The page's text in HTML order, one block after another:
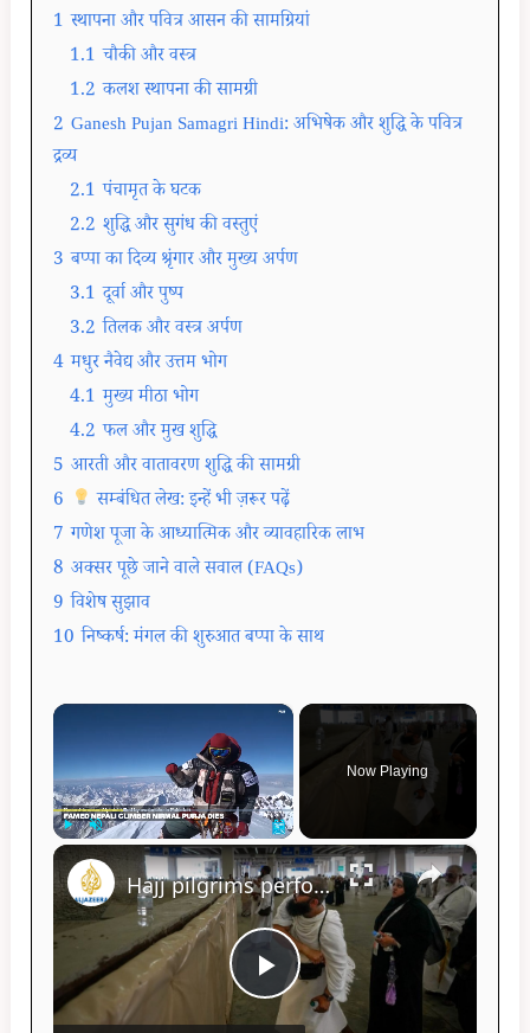
1 स्थापना और पवित्र आसन की सामग्रियां
1.1 चौकी और वस्त्र
1.2 कलश स्थापना की सामग्री
2 Ganesh Pujan Samagri Hindi: अभिषेक और शुद्धि के पवित्र
द्रव्य
2.1 पंचामृत के घटक
2.2 शुद्धि और सुगंध की वस्तुएं
3 बप्पा का दिव्य श्रृंगार और मुख्य अर्पण
3.1 दूर्वा और पुष्प
3.2 तिलक और वस्त्र अर्पण
4 मधुर नैवेद्य और उत्तम भोग
4.1 मुख्य मीठा भोग
4.2 फल और मुख शुद्धि
5 आरती और वातावरण शुद्धि की सामग्री
6
सम्बंधित लेख: इन्हें भी ज़रूर पढ़ें
7 गणेश पूजा के आध्यात्मिक और व्यावहारिक लाभ
8 अक्सर पूछे जाने वाले सवाल (FAQs)
9 विशेष सुझाव
10 निष्कर्ष: मंगल की शुरुआत बप्पा के साथ
×
Fullscreen
Now Playing
×
P
Hajj pilgrims perform symbolic stoning ritual at Jamarat in Saudi city of Mina